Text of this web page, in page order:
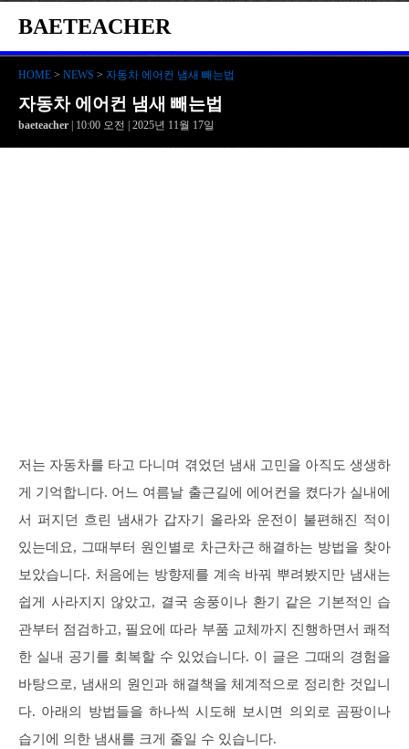
BAETEACHER
HOME > NEWS > 자동차 에어컨 냄새 빼는법
자동차 에어컨 냄새 빼는법
baeteacher | 10:00 오전 | 2025년 11월 17일
저는 자동차를 타고 다니며 겪었던 냄새 고민을 아직도 생생하
게 기억합니다. 어느 여름날 출근길에 에어컨을 켰다가 실내에
서 퍼지던 흐린 냄새가 갑자기 올라와 운전이 불편해진 적이
있는데요, 그때부터 원인별로 차근차근 해결하는 방법을 찾아
보았습니다. 처음에는 방향제를 계속 바꿔 뿌려봤지만 냄새는
쉽게 사라지지 않았고, 결국 송풍이나 환기 같은 기본적인 습
관부터 점검하고, 필요에 따라 부품 교체까지 진행하면서 쾌적
한 실내 공기를 회복할 수 있었습니다. 이 글은 그때의 경험을
바탕으로, 냄새의 원인과 해결책을 체계적으로 정리한 것입니
다. 아래의 방법들을 하나씩 시도해 보시면 의외로 곰팡이나
습기에 의한 냄새를 크게 줄일 수 있습니다.